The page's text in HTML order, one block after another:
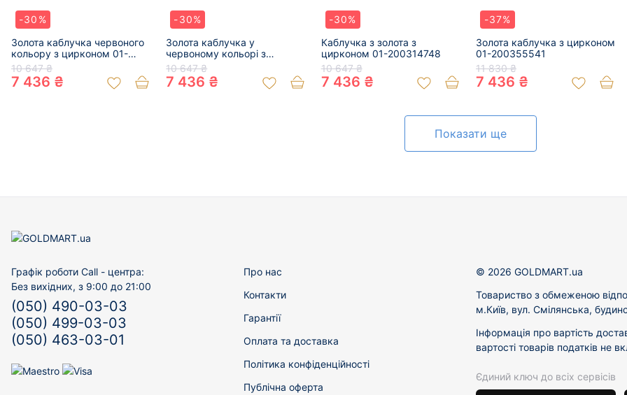
-30%
Золота каблучка червоного
кольору з цирконом 01-
19122243
10 647 ₴
7 436 ₴
-30%
Золота каблучка у
червоному кольорі з
цирконом 01-19333894
10 647 ₴
7 436 ₴
-30%
Каблучка з золота з
цирконом 01-200314748
10 647 ₴
7 436 ₴
-37%
Золота каблучка з цирконом
01-200355541
11 830 ₴
7 436 ₴
Показати ще
Графік роботи Call - центра:
Без вихідних, з 9:00 до 21:00
(050) 490-03-03
(050) 499-03-03
(050) 463-03-01
Про нас
Контакти
Гарантії
Оплата та доставка
Політика конфіденційності
Публічна оферта
© 2026 GOLDMART.ua
Товариство з обмеженою
м.Київ, вул. Смілянська,
Інформація про вартість
вартості товарів податків не
Єдиний ключ до всіх сервісів